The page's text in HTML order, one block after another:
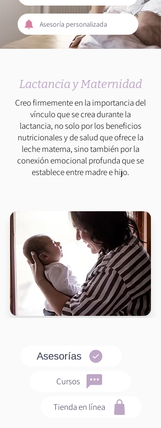
Asesoría personalizada
Lactancia y Maternidad
Creo firmemente en la importancia del
vínculo que se crea durante la
lactancia, no solo por los beneficios
nutricionales y de salud que ofrece la
leche materna, sino también por la
conexión emocional profunda que se
establece entre madre e hijo.
Asesorías
Cursos
Tienda en línea